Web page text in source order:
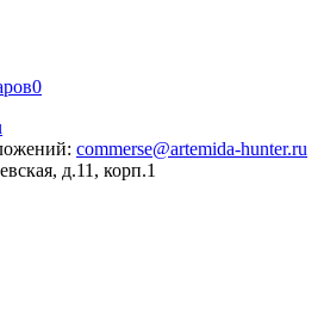
0
commerse@artemida-hunter.ru
д.11, корп.1